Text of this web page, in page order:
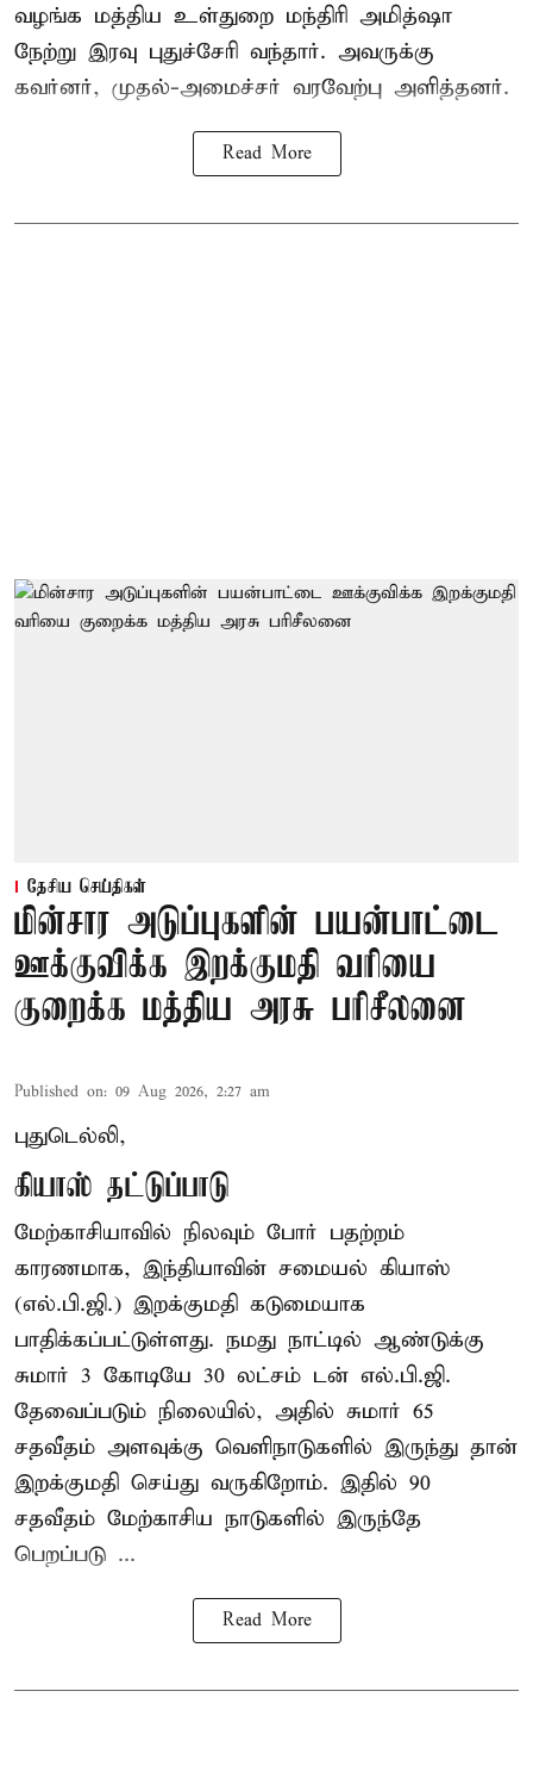
வழங்க மத்திய உள்துறை மந்திரி அமித்ஷா
நேற்று இரவு புதுச்சேரி வந்தார். அவருக்கு
கவர்னர், முதல்-அமைச்சர் வரவேற்பு அளித்தனர்.
Read More
தேசிய செய்திகள்
மின்சார அடுப்புகளின் பயன்பாட்டை
ஊக்குவிக்க இறக்குமதி வரியை
குறைக்க மத்திய அரசு பரிசீலனை
Published on: 09 Aug 2026, 2:27 am
புதுடெல்லி,
கியாஸ் தட்டுப்பாடு
மேற்காசியாவில் நிலவும் போர் பதற்றம்
காரணமாக, இந்தியாவின் சமையல் கியாஸ்
(எல்.பி.ஜி.) இறக்குமதி கடுமையாக
பாதிக்கப்பட்டுள்ளது. நமது நாட்டில் ஆண்டுக்கு
சுமார் 3 கோடியே 30 லட்சம் டன் எல்.பி.ஜி.
தேவைப்படும் நிலையில், அதில் சுமார் 65
சதவீதம் அளவுக்கு வெளிநாடுகளில் இருந்து தான்
இறக்குமதி செய்து வருகிறோம். இதில் 90
சதவீதம் மேற்காசிய நாடுகளில் இருந்தே
பெறப்படு ...
Read More